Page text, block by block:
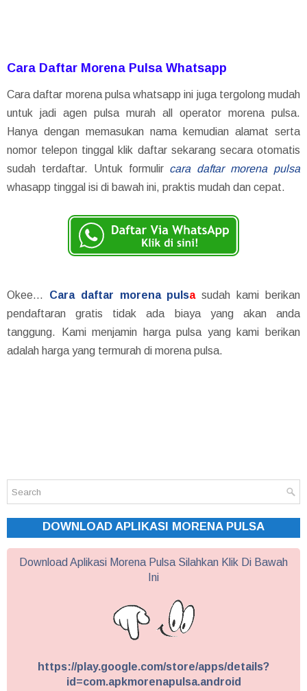
Cara Daftar Morena Pulsa Whatsapp
Cara daftar morena pulsa whatsapp ini juga tergolong mudah
untuk jadi agen pulsa murah all operator morena pulsa.
Hanya dengan memasukan nama kemudian alamat serta
nomor telepon tinggal klik daftar sekarang secara otomatis
sudah terdaftar. Untuk formulir cara daftar morena pulsa
whasapp tinggal isi di bawah ini, praktis mudah dan cepat.
Okee... Cara daftar morena pulsasudah kami berikan
pendaftaran gratis tidak ada biaya yang akan anda
tanggung. Kami menjamin harga pulsa yang kami berikan
adalah harga yang termurah di morena pulsa.
DOWNLOAD APLIKASI MORENA PULSA
Download Aplikasi Morena Pulsa Silahkan Klik Di Bawah
Ini
https://play.google.com/store/apps/details?
id=com.apkmorenapulsa.android